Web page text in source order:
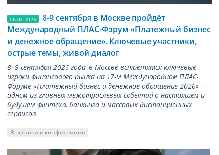
06.08.2026
8-9 сентября в Москве пройдёт
Международный ПЛАС-Форум «Платежный бизнес
и денежное обращение». Ключевые участники,
острые темы, живой диалог
8–9 сентября 2026 года, в Москве встретятся ключевые
игроки финансового рынка на 17-м Международном ПЛАС-
Форуме «Платежный бизнес и денежное обращение 2026» —
одном из главных межотраслевых событий о настоящем и
будущем финтеха, банкинга и массовых дистанционных
сервисов.
Выставки и конференции